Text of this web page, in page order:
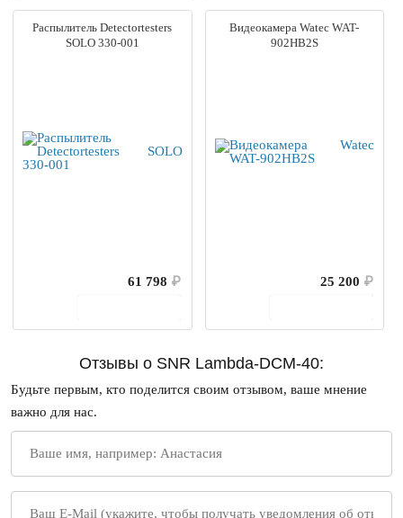
Распылитель Detectortesters
SOLO 330-001
61 798 ₽
Видеокамера Watec WAT-
902HB2S
25 200 ₽
Отзывы о SNR Lambda-DCM-40:
Будьте первым, кто поделится своим отзывом, ваше мнение
важно для нас.